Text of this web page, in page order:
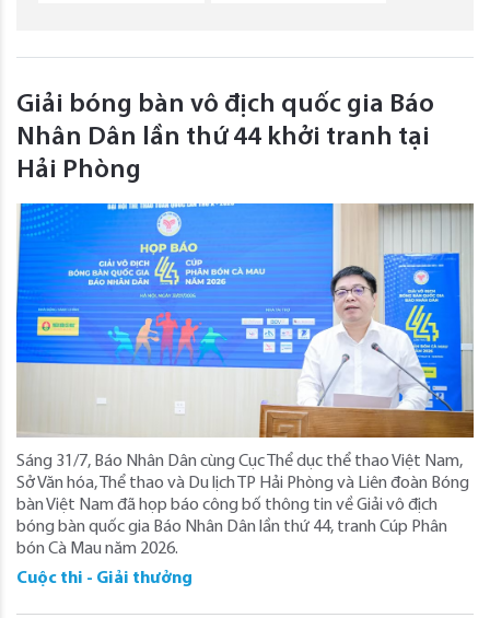
Giải bóng bàn vô địch quốc gia Báo
Nhân Dân lần thứ 44 khởi tranh tại
Hải Phòng
Sáng 31/7, Báo Nhân Dân cùng Cục Thể dục thể thao Việt Nam,
Sở Văn hóa, Thể thao và Du lịch TP Hải Phòng và Liên đoàn Bóng
bàn Việt Nam đã họp báo công bố thông tin về Giải vô địch
bóng bàn quốc gia Báo Nhân Dân lần thứ 44, tranh Cúp Phân
bón Cà Mau năm 2026.
Cuộc thi - Giải thưởng